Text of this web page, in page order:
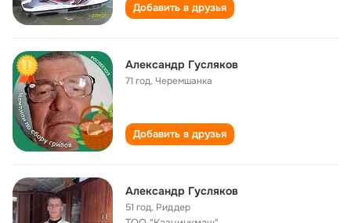
Добавить в друзья
Александр Гусляков
71 год,Черемшанка
Добавить в друзья
Aлeксaндр Гусляков
51 год, Риддeр